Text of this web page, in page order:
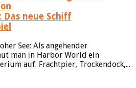
Das neue Schiff
See: Als angehender
man in Harbor World ein
auf. Frachtpier, Trockendock,...